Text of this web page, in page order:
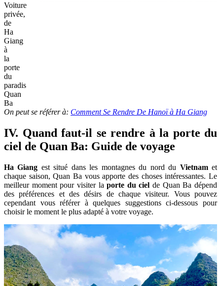
Voiture
privée,
de
Ha
Giang
à
la
porte
du
paradis
Quan
Ba
On peut se référer à: Comment Se Rendre De Hanoï à Ha Giang
IV. Quand faut-il se rendre à la porte du
ciel de Quan Ba: Guide de voyage
Ha Giang est situé dans les montagnes du nord du Vietnamet
chaque saison, Quan Ba ​​​​vous apporte des choses intéressantes. Le
meilleur moment pour visiter laporte du ciel de Quan Ba ​​dépend
des préférences et des désirs de chaque visiteur. Vous pouvez
cependant vous référer à quelques suggestions ci-dessous pour
choisir le moment le plus adapté à votre voyage.